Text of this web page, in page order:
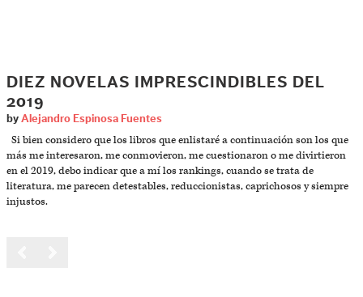
DIEZ NOVELAS IMPRESCINDIBLES DEL
2019
by Alejandro Espinosa Fuentes
Si bien considero que los libros que enlistaré a continuación son los que
más me interesaron, me conmovieron, me cuestionaron o me divirtieron
en el 2019, debo indicar que a mí los rankings, cuando se trata de
literatura, me parecen detestables, reduccionistas, caprichosos y siempre
injustos.